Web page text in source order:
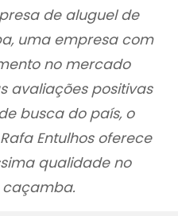
de aluguel de
uma empresa com
no mercado
avaliações positivas
busca do país, o
Entulhos oferece
qualidade no